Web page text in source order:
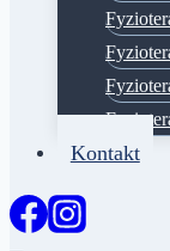
Kontakt